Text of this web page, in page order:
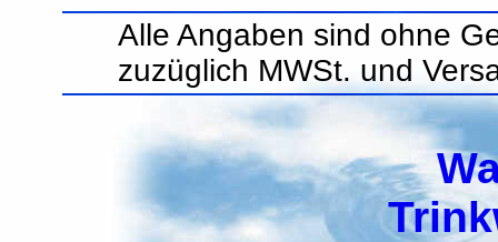
Alle Angaben sind ohne
zuzüglich MWSt. und